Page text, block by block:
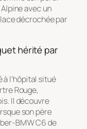
avec un
décrochée par
hérité par
à l’hôpital situé
Rouge,
Il découvre
son père
BMW C6 de